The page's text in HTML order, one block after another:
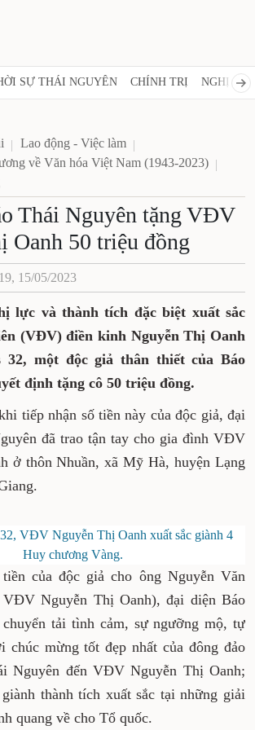
SỰ THÁI NGUYÊN CHÍNH TRỊ NGHỊ
Lao động - Việc làm
về Văn hóa Việt Nam (1943-2023)
Thái Nguyên tặng VĐV
Oanh 50 triệu đồng
15/05/2023
lực và thành tích đặc biệt xuất sắc
(VĐV) điền kinh Nguyễn Thị Oanh
32, một độc giả thân thiết của Báo
định tặng cô 50 triệu đồng.
tiếp nhận số tiền này của độc giả, đại
đã trao tận tay cho gia đình VĐV
ở thôn Nhuần, xã Mỹ Hà, huyện Lạng
VĐV Nguyễn Thị Oanh xuất sắc giành 4
Huy chương Vàng.
của độc giả cho ông Nguyễn Văn
VĐV Nguyễn Thị Oanh), đại diện Báo
tải tình cảm, sự ngưỡng mộ, tự
chúc mừng tốt đẹp nhất của đông đảo
Nguyên đến VĐV Nguyễn Thị Oanh;
thành tích xuất sắc tại những giải
quang về cho Tổ quốc.